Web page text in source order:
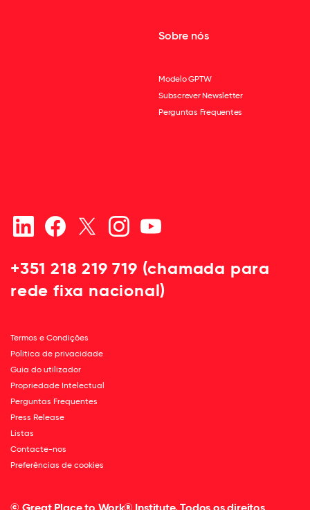
Sobre nós
Modelo GPTW
Subscrever Newsletter
Perguntas Frequentes
+351 218 219 719 (chamada para
rede fixa nacional)
Termos e Condições
Política de privacidade
Guia do utilizador
Propriedade Intelectual
Perguntas Frequentes
Press Release
Listas
Contacte-nos
Preferências de cookies